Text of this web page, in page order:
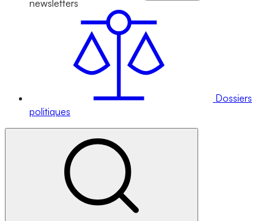
newsletters
Dossiers
politiques